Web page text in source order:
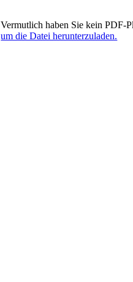
Vermutlich haben Sie kein PDF-
um die Datei herunterzuladen.